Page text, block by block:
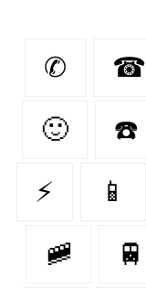
✆ ☎
🙂 ☎️
⚡ 📱
🚞 🚆